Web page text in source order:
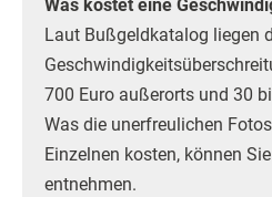
Was kostet eine
Laut Bußgeldkatalog liegen
700 Euro außerorts und 30
Was die unerfreulichen
Einzelnen kosten, können Sie
entnehmen.